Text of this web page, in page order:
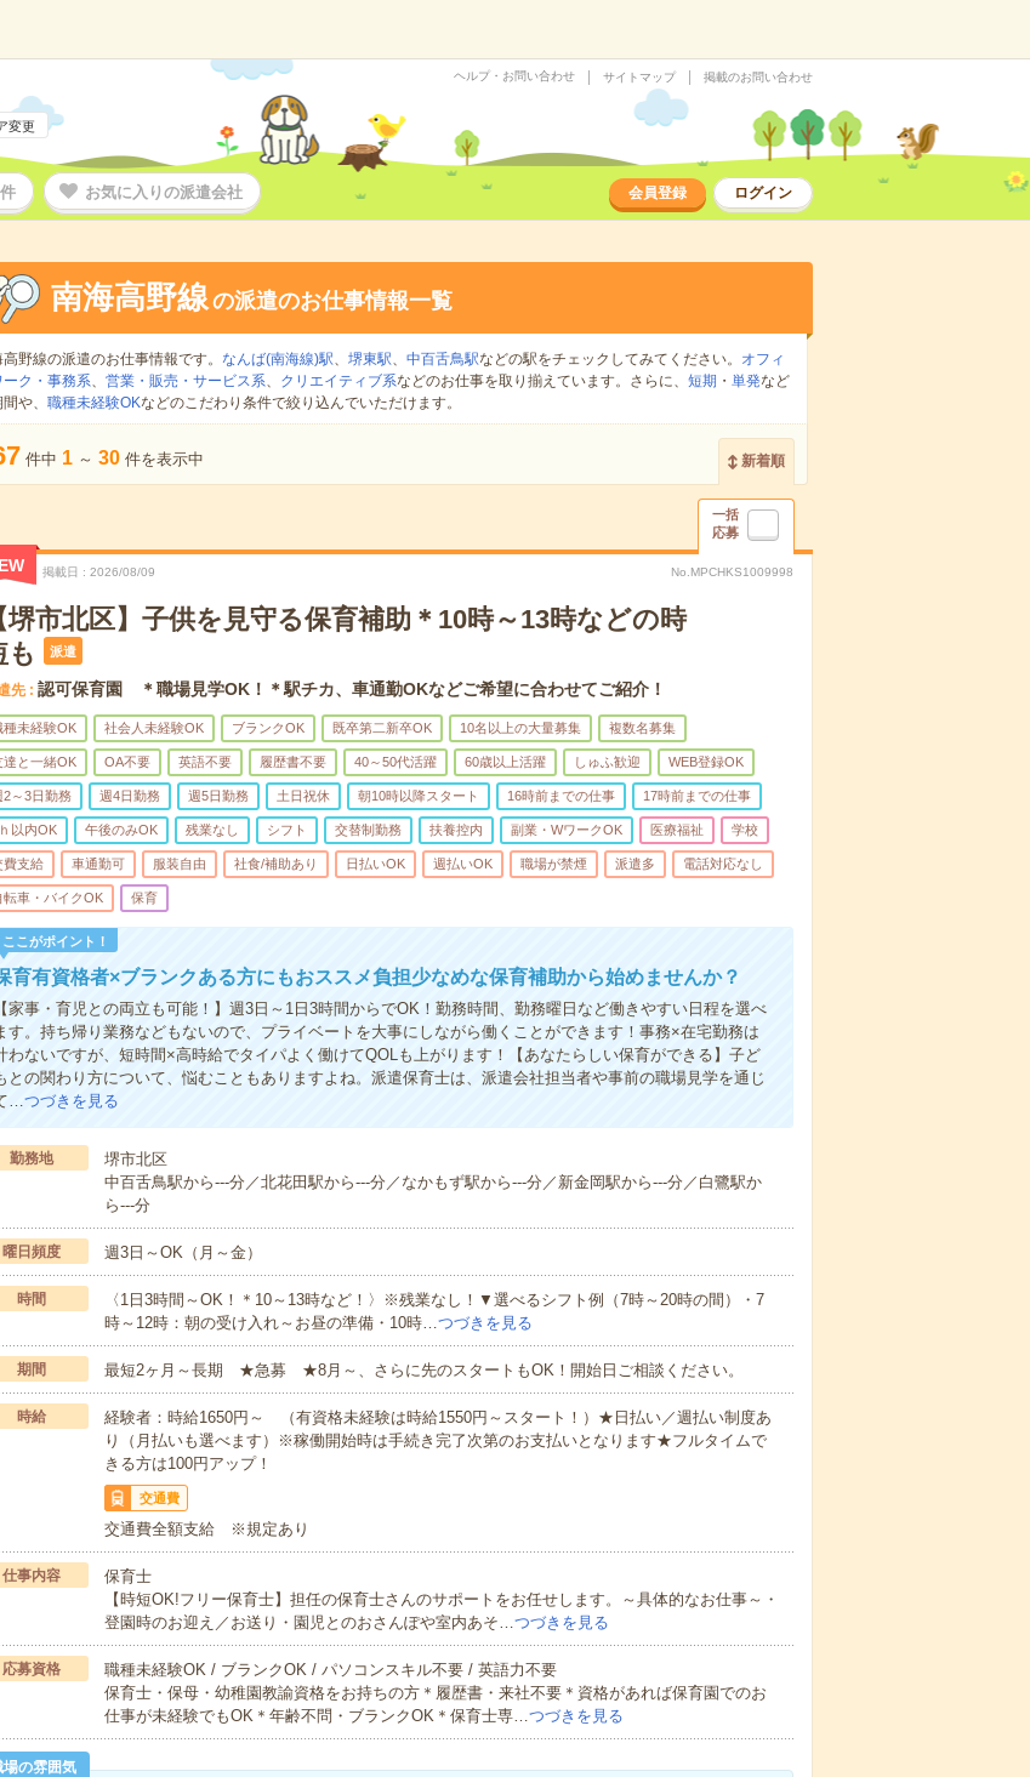
変更
ヘルプ・お問い合わせ サイトマップ 掲載のお問い合わせ
お気に入りの派遣会社 会員登録 ログイン
南海高野線の派遣のお仕事情報一覧
野線の派遣のお仕事情報です。 なんば(南海線)駅、 堺東駅、 中百舌鳥駅などの駅をチェックしてみてください。
オフィ
ーク・事務系、 営業・販売・サービス系、 クリエイティブ系などのお仕事を取り揃えています。さらに、 短期 ・ 単発など
や、 職種未経験OKなどのこだわり条件で絞り込んでいただけます。
件中 1 ～ 30 件を表示中 新着順
一括
応募
掲載日 2026/08/09 No.MPCHKS1009998
堺市北区】子供を見守る保育補助＊10時～13時などの時
も
派遣
先 認可保育園 ＊職場見学OK！＊駅チカ、車通勤OKなどご希望に合わせてご紹介！
種未経験OK 社会人未経験OK ブランクOK 既卒第二新卒OK 10名以上の大量募集 複数名募集
達と一緒OK OA不要 英語不要 履歴書不要 40～50代活躍 60歳以上活躍 しゅふ歓迎 WEB登録OK
2～3日勤務 週4日勤務 週5日勤務 土日祝休 朝10時以降スタート 16時前までの仕事 17時前までの仕事
以内OK 午後のみOK 残業なし シフト 交替制勤務 扶養控内 副業・WワークOK 医療福祉 学校
費支給 車通勤可 服装自由 社食/補助あり 日払いOK 週払いOK 職場が禁煙 派遣多 電話対応なし
転車・バイクOK 保育
ここがポイント！
育有資格者×ブランクある方にもおススメ負担少なめな保育補助から始めませんか？
【家事・育児との両立も可能！】週3日～1日3時間からでOK！勤務時間、勤務曜日など働きやすい日程を選べ
す。持ち帰り業務などもないので、プライベートを大事にしながら働くことができます！事務×在宅勤務は
わないですが、短時間×高時給でタイパよく働けてQOLも上がります！【あなたらしい保育ができる】子ど
との関わり方について、悩むこともありますよね。派遣保育士は、派遣会社担当者や事前の職場見学を通じ
…つづきを見る
勤務地
堺市北区
中百舌鳥駅から---分／北花田駅から---分／なかもず駅から---分／新金岡駅から---分／白鷺駅か
ら---分
曜日頻度 週3日～OK（月～金）
時間
〈1日3時間～OK！＊10～13時など！〉※残業なし！▼選べるシフト例（7時～20時の間）・7
時～12時：朝の受け入れ～お昼の準備・10時…つづきを見る
期間 最短2ヶ月～長期 ★急募 ★8月～、さらに先のスタートもOK！開始日ご相談ください。
時給
経験者：時給1650円～ （有資格未経験は時給1550円～スタート！）★日払い／週払い制度あ
り（月払いも選べます）※稼働開始時は手続き完了次第のお支払いとなります★フルタイムで
きる方は100円アップ！
交通費
交通費全額支給 ※規定あり
仕事内容
保育士
【時短OK!フリー保育士】担任の保育士さんのサポートをお任せします。～具体的なお仕事～・
登園時のお迎え／お送り・園児とのおさんぽや室内あそ…つづきを見る
応募資格
職種未経験OK / ブランクOK / パソコンスキル不要 / 英語力不要
保育士・保母・幼稚園教諭資格をお持ちの方＊履歴書・来社不要＊資格があれば保育園でのお
仕事が未経験でもOK＊年齢不問・ブランクOK＊保育士専…つづきを見る
場の雰囲気